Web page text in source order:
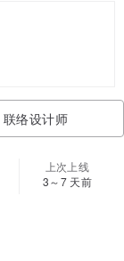
联络设计师
上次上线
3～7 天前